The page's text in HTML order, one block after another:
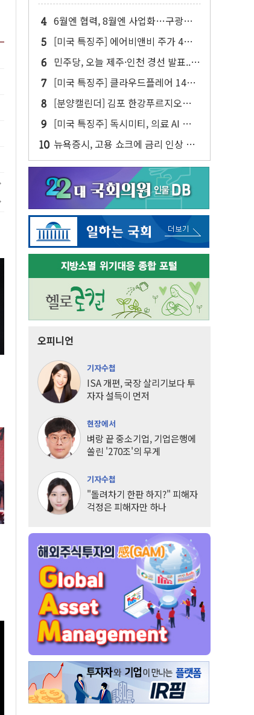
강행
6월엔 협력, 8월엔 사업화…구광모·
젠슨 황 두 번째 담판
[미국 특징주] 에어비앤비 주가 4년
만에 최고...연간 매출 상향에 투자자
반색
민주당, 오늘 제주·인천 경선 발표...
김민석 '재역전' vs 정청래 '격차 확
대'
[미국 특징주] 클라우드플레어 14%
급등해 신고점...AI 지출 확대에 전망
상향
[분양캘린더] 김포 한강푸르지오리버
프론트 등 3284가구 분양
[미국 특징주] 독시미티, 의료 AI 안전
성 美 1위에 50%대 폭등
뉴욕증시, 고용 쇼크에 금리 인상 우
려 후퇴…S&P500 최고치
오피니언
기자수첩
ISA 개편, 국장 살리기보다 투
자자 설득이 먼저
현장에서
벼랑 끝 중소기업, 기업은행에
쏠린 '270조'의 무게
기자수첩
"돌려차기 한판 하지?" 피해자
걱정은 피해자만 하나